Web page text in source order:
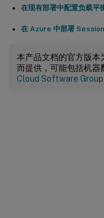
在现有部署中配置负载平
在 Azure 中部署
本产品文档的官方版本
而提供，可能包括机器
Cloud Software Group